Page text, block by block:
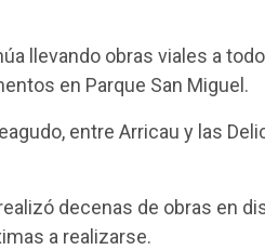
llevando obras viales a
en Parque San Miguel.
entre Arricau y las
decenas de obras en
a realizarse.